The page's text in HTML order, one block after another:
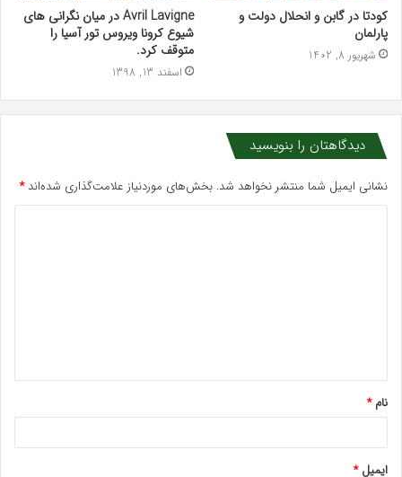
کودتا در گابن و انحلال دولت و
پارلمان
شهریور 8, 1402
Avril Lavigne در میان نگرانی های
شیوع کرونا ویروس تور آسیا را
متوقف کرد.
اسفند 13, 1398
دیدگاهتان را بنویسید
نشانی ایمیل شما منتشر نخواهد شد. بخش‌های موردنیاز علامت‌گذاری شده‌اند*
*
نام*
ایمیل*